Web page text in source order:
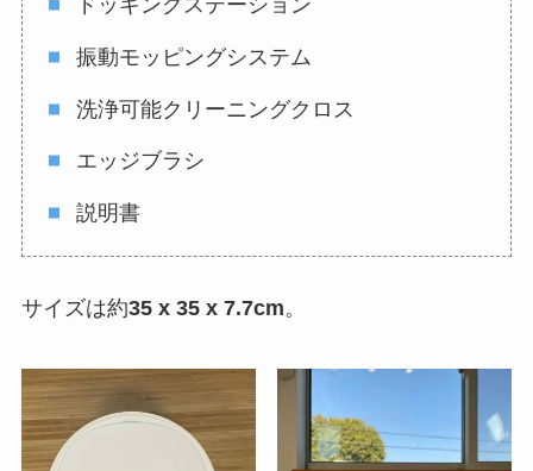
振動モッピングシステム
洗浄可能クリーニングクロス
エッジブラシ
説明書
サイズは約35 x 35 x 7.7cm。